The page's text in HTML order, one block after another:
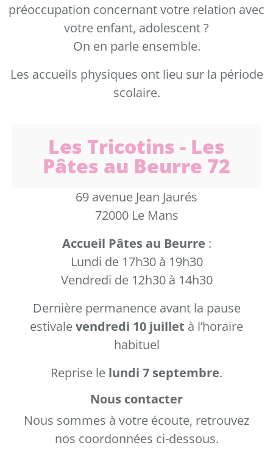
préoccupation concernant votre relation avec
votre enfant, adolescent ?
On en parle ensemble.
Les accueils physiques ont lieu sur la période
scolaire.
Les Tricotins - Les
Pâtes au Beurre 72
69 avenue Jean Jaurés
72000 Le Mans
Accueil Pâtes au Beurre :
Lundi de 17h30 à 19h30
Vendredi de 12h30 à 14h30
Dernière permanence avant la pause
estivalevendredi 10 juillet à l’horaire
habituel
Reprise le lundi 7 septembre.
Nous contacter
Nous sommes à votre écoute, retrouvez
nos coordonnées ci-dessous.